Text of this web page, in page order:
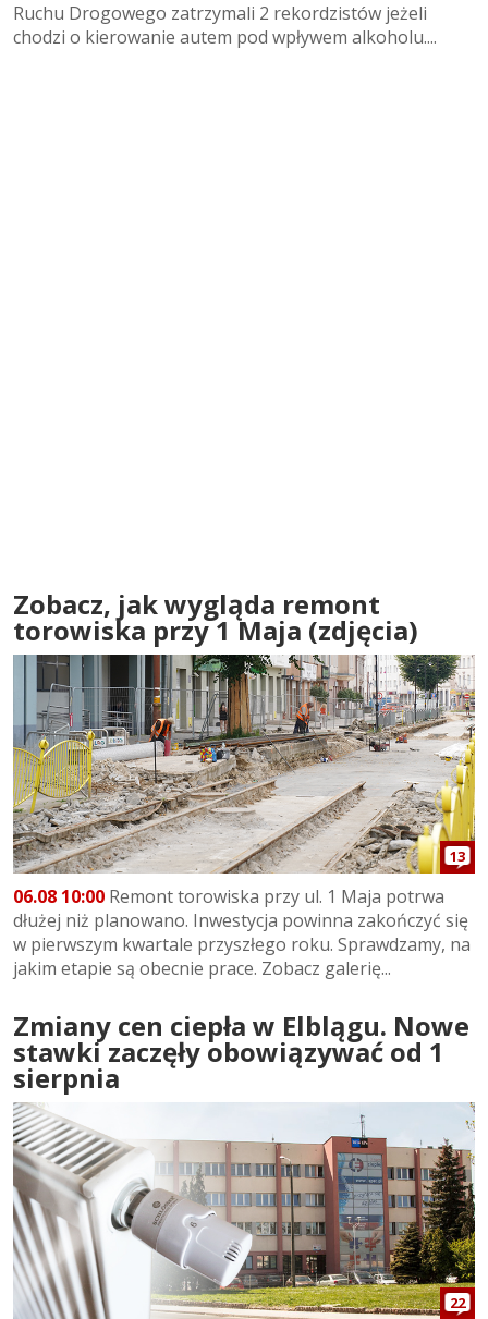
Ruchu Drogowego zatrzymali 2 rekordzistów jeżeli
chodzi o kierowanie autem pod wpływem alkoholu....
Zobacz, jak wygląda remont
torowiska przy 1 Maja (zdjęcia)
13
06.08 10:00 Remont torowiska przy ul. 1 Maja potrwa
dłużej niż planowano. Inwestycja powinna zakończyć się
w pierwszym kwartale przyszłego roku. Sprawdzamy, na
jakim etapie są obecnie prace. Zobacz galerię...
Zmiany cen ciepła w Elblągu. Nowe
stawki zaczęły obowiązywać od 1
sierpnia
22